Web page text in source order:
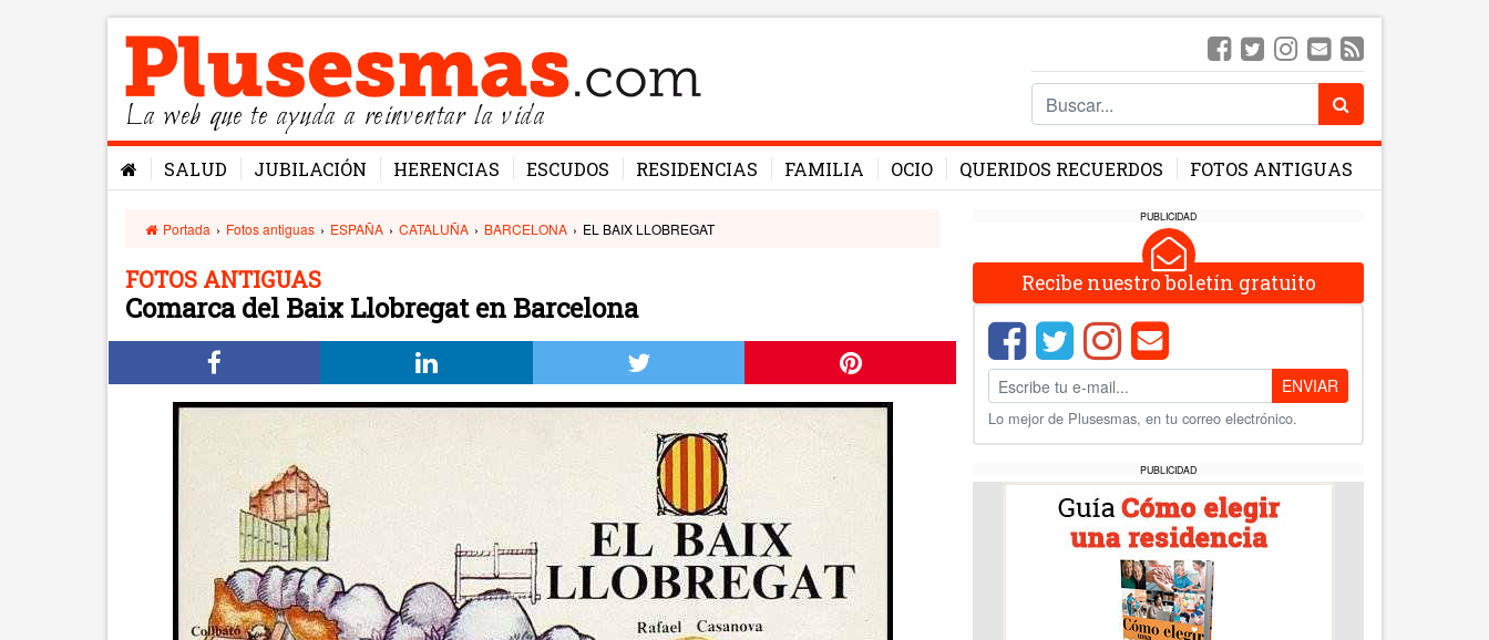
La web que te ayuda a reinventar la vida
SALUD JUBILACIÓN HERENCIAS ESCUDOS RESIDENCIAS FAMILIA OCIO QUERIDOS RECUERDOS FOTOS ANTIGUAS
Portada › Fotos antiguas › ESPAÑA › CATALUÑA › BARCELONA › EL BAIX LLOBREGAT
FOTOS ANTIGUAS
Comarca del Baix Llobregat en Barcelona
PUBLICIDAD
Recibe nuestro boletín gratuito
ENVIAR
Lo mejor de Plusesmas, en tu correo electrónico.
PUBLICIDAD